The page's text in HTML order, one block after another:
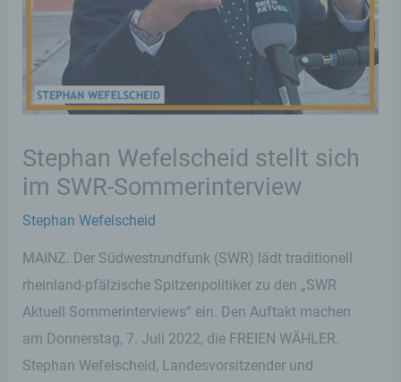
Stephan Wefelscheid stellt sich
im SWR-Sommerinterview
Stephan Wefelscheid
MAINZ. Der Südwestrundfunk (SWR) lädt traditionell
rheinland-pfälzische Spitzenpolitiker zu den „SWR
Aktuell Sommerinterviews“ ein. Den Auftakt machen
am Donnerstag, 7. Juli 2022, die FREIEN WÄHLER.
Stephan Wefelscheid, Landesvorsitzender und